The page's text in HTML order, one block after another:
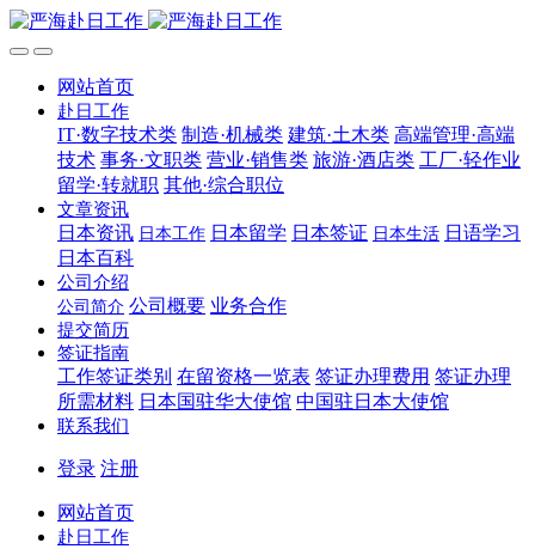
网站首页
赴日工作
IT·数字技术类 制造·机械类 建筑·土木类 高端管理·高端
技术 事务·文职类 营业·销售类 旅游·酒店类 工厂·轻作业
留学·转就职 其他·综合职位
文章资讯
日本资讯 日本工作 日本留学 日本签证 日本生活 日语学习
日本百科
公司介绍
公司简介 公司概要 业务合作
提交简历
签证指南
工作签证类别 在留资格一览表 签证办理费用 签证办理
所需材料 日本国驻华大使馆 中国驻日本大使馆
联系我们
登录 注册
网站首页
赴日工作